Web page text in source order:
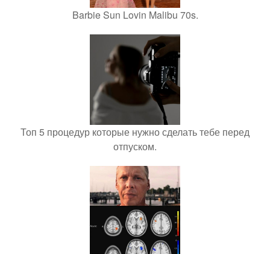
Barbie Sun Lovin Malibu 70s.
Топ 5 процедур которые нужно сделать тебе перед
отпуском.